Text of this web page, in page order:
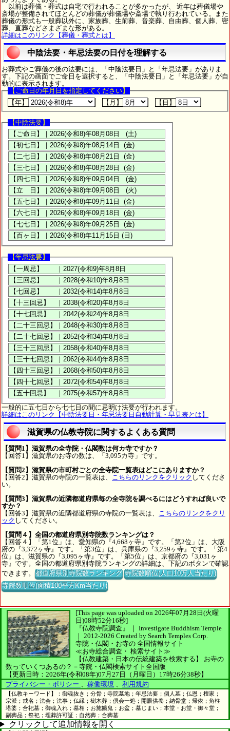
以前は葬儀・葬式は自宅で行われることが多かったが、 近年は葬儀場や
斎場が整備されてほとんどの葬儀が葬儀場や斎場で執り行われている。また
葬儀の形式も一般葬以外に、家族葬、生前葬、音楽葬、自由葬、個人葬、密
葬、直葬などさまざまな形がある。
詳細はこのリンク【葬儀・葬式とは】
中陰法要・年忌法要の日付を理解する
お葬式やご葬儀の後の法要には、「中陰法要日」と「年忌法要」がありま
す。下記の画面でご命日を選択すると、「中陰法要日」と「年忌法要」が自
動的に表示されます。
【ご命日の年月日を指定してください】
【年】
【月】 【日】
【中陰法要】
【年忌法要】
一般的に五七日から七七日の間に忌明け法要が行われます。
詳細はこのリンク【中陰法要日・年忌法要日自動計算・早見表とは】
滋賀県の仏教寺院に関するよくある質問
【質問1】滋賀県の全寺院・仏閣数は何カ寺ですか？
【回答1】滋賀県のお寺の数は、「3,095カ寺」です。
【質問2】滋賀県の市町村ごとの全寺院一覧表はどこにありますか？
【回答2】滋賀県の寺院の一覧表は、 こちらのリンクをクリック してくださ
い。
【質問3】滋賀県の近隣都道府県毎の全寺院を調べるにはどうすれば良いで
すか？
【回答3】滋賀県の近隣都道府県の寺院の一覧表は、 こちらのリンクをクリ
ック してください。
【質問４】全国の都道府県別寺院数ランキングは？
【回答４】「第1位」は、愛知県の『4,668ヶ寺』です。「第2位」は、大阪
府の『3,372ヶ寺』です。「第3位」は、兵庫県の『3,259ヶ寺』です。「第4
位」は、滋賀県の『3,095ヶ寺』です。「第5位」は、京都府の『3,031ヶ
寺』です。全国の都道府県別寺院ランキングの詳細は、下記のボタンで確認
できます。都道府県別寺院数ランキング 寺院数順位(人口10万人当たり)
寺院数順位(面積100平方Km当たり)
[This page was uploaded on 2026年07月28日(火曜
日)08時52分16秒]
『仏教寺院調査』 ｜ Investigate Buddhism Temple
｜ 2012-2026 Created by Search Temples Corp.
寺院・仏閣・お寺の 全国情報サイト
≪お寺総合調査・ 検索サイト≫
【仏教建築・日本の伝統建築を検索する】
お寺の
数っていくつあるの？－寺院・仏閣検索サイト全国版
【更新日時：2026年(令和08年)07月27日（月曜日）17時26分38秒】
プライバシー・ポリシー 、 稼働環境 、 利用規約
【仏教キーワード】：御魂抜き；分骨；寺院墓地；年忌法要；個人墓；仏恩；檀家；
宗派；戒名；法会；法事；仏縁；樹木葬；倶会一処；開眼供養；納骨堂；帰依；角柱
塔婆；合祀墓；御魂入れ；墓相；お施餓鬼；お盆；墓じまい；本堂・お堂・御々堂；
副葬品；祭祀；埋葬許可証；自然葬；合葬墓
クリックして追加情報を開く